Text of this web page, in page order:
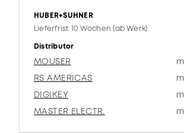
HUBER+SUHNER
Lieferfrist 10 Wochen (ab Werk)
Distributor
MOUSER
RS AMERICAS
DIGIKEY
MASTER ELECTR.